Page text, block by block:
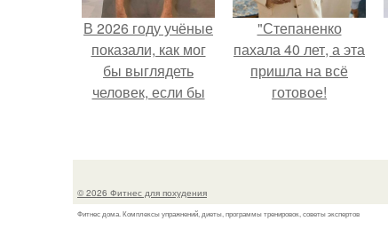
В 2026 году учёные
показали, как мог
бы выглядеть
человек, если бы
специально для
автокатастpoфах.
"Степаненко
пахала 40 лет, а эта
пришла на всё
готовое!
© 2026 Фитнес для похудения
Фитнес дома. Комплексы упражнений, диеты, программы тренировок, советы экспертов